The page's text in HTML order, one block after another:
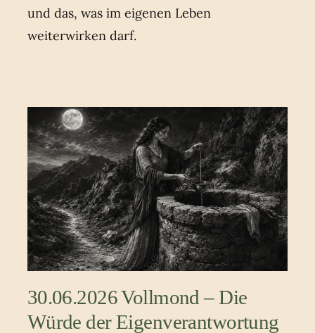
und das, was im eigenen Leben
weiterwirken darf.
30.06.2026 Vollmond – Die
Würde der Eigenverantwortung